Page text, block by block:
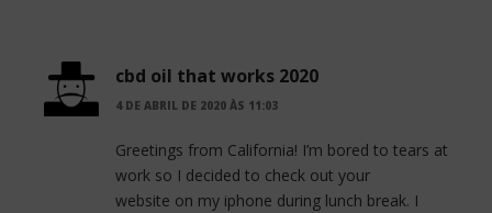
cbd oil that works 2020
4 DE ABRIL DE 2020 ÀS 11:03
Greetings from California! I’m bored to tears at
work so I decided to check out your
website on my iphone during lunch break. I